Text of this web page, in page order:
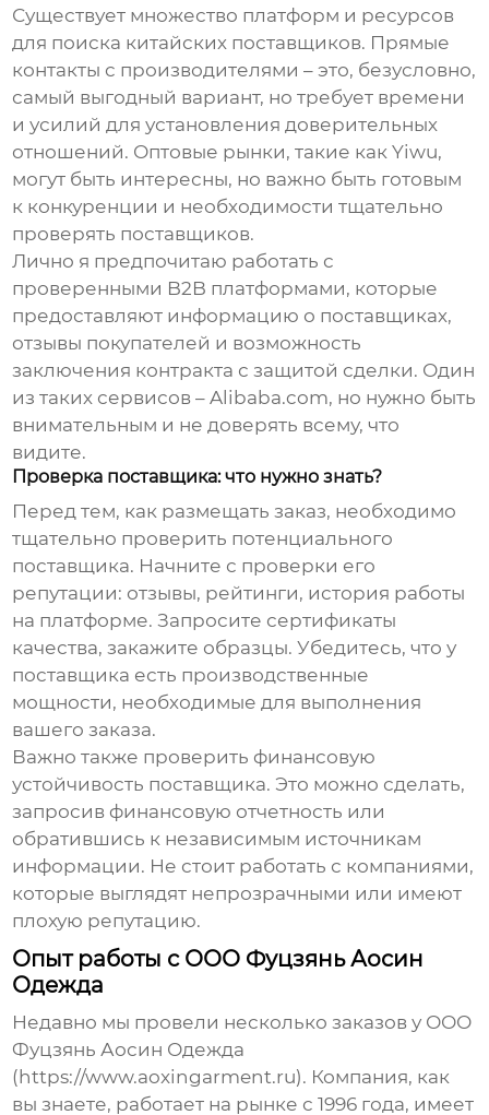
Существует множество платформ и ресурсов
для поиска китайских поставщиков. Прямые
контакты с производителями – это, безусловно,
самый выгодный вариант, но требует времени
и усилий для установления доверительных
отношений. Оптовые рынки, такие как Yiwu,
могут быть интересны, но важно быть готовым
к конкуренции и необходимости тщательно
проверять поставщиков.
Лично я предпочитаю работать с
проверенными B2B платформами, которые
предоставляют информацию о поставщиках,
отзывы покупателей и возможность
заключения контракта с защитой сделки. Один
из таких сервисов – Alibaba.com, но нужно быть
внимательным и не доверять всему, что
видите.
Проверка поставщика: что нужно знать?
Перед тем, как размещать заказ, необходимо
тщательно проверить потенциального
поставщика. Начните с проверки его
репутации: отзывы, рейтинги, история работы
на платформе. Запросите сертификаты
качества, закажите образцы. Убедитесь, что у
поставщика есть производственные
мощности, необходимые для выполнения
вашего заказа.
Важно также проверить финансовую
устойчивость поставщика. Это можно сделать,
запросив финансовую отчетность или
обратившись к независимым источникам
информации. Не стоит работать с компаниями,
которые выглядят непрозрачными или имеют
плохую репутацию.
Опыт работы с ООО Фуцзянь Аосин
Одежда
Недавно мы провели несколько заказов у ООО
Фуцзянь Аосин Одежда
(https://www.aoxingarment.ru). Компания, как
вы знаете, работает на рынке с 1996 года, имеет